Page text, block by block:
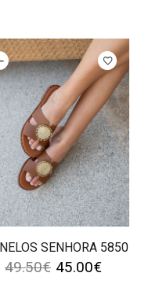
SENHORA 5850
49.50€ 45.00€